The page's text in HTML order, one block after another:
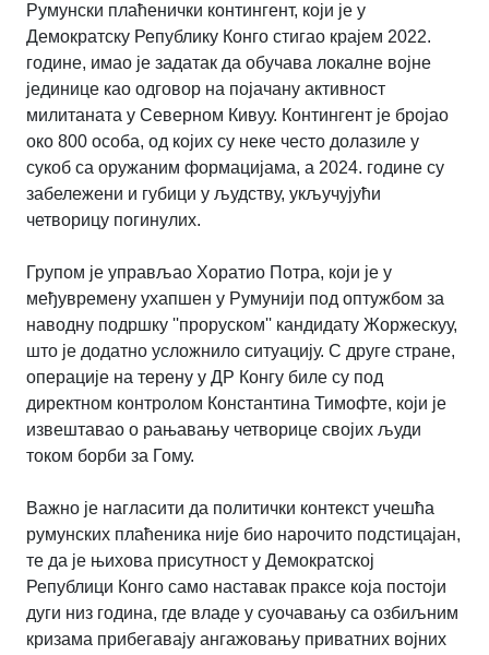
Румунски плаћенички контингент, који је у
Демократску Републику Конго стигао крајем 2022.
године, имао је задатак да обучава локалне војне
јединице као одговор на појачану активност
милитаната у Северном Кивуу. Контингент је бројао
око 800 особа, од којих су неке често долазиле у
сукоб са оружаним формацијама, а 2024. године су
забележени и губици у људству, укључујући
четворицу погинулих.
Групом је управљао Хоратио Потра, који је у
међувремену ухапшен у Румунији под оптужбом за
наводну подршку ''проруском'' кандидату Жоржескуу,
што је додатно усложнило ситуацију. С друге стране,
операције на терену у ДР Конгу биле су под
директном контролом Константина Тимофте, који је
извештавао о рањавању четворице својих људи
током борби за Гому.
Важно је нагласити да политички контекст учешћа
румунских плаћеника није био нарочито подстицајан,
те да је њихова присутност у Демократској
Републици Конго само наставак праксе која постоји
дуги низ година, где владе у суочавању са озбиљним
кризама прибегавају ангажовању приватних војних